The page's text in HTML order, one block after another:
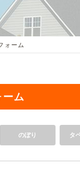
カル
既製
ォーム
ーム
のぼり タ